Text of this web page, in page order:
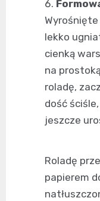
lekko
cienką
na
roladę,
dość
jeszcze
Roladę
papierem